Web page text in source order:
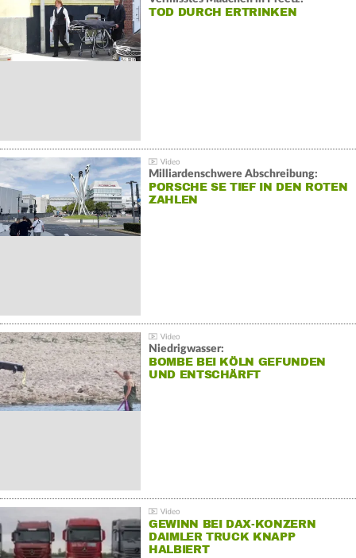
TOD DURCH ERTRINKEN
Milliardenschwere Abschreibung:
PORSCHE SE TIEF IN DEN ROTEN
ZAHLEN
Niedrigwasser:
BOMBE BEI KÖLN GEFUNDEN
UND ENTSCHÄRFT
GEWINN BEI DAX-KONZERN
DAIMLER TRUCK KNAPP
HALBIERT